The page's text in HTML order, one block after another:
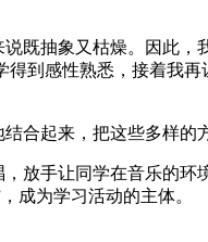
既抽象又枯燥。因此
到感性熟悉，接着我
合起来，把这些多样的
放手让同学在音乐的
成为学习活动的主体。